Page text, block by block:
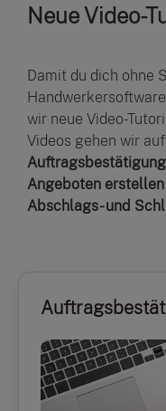
Neue Video-
Damit du dich ohne
wir neue Video-
Videos gehen wir
Angeboten erstellen
Abschlags- und